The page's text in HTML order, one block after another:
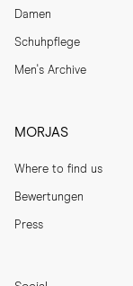
Damen
Schuhpflege
Men's Archive
MORJAS
Where to find us
Bewertungen
Press